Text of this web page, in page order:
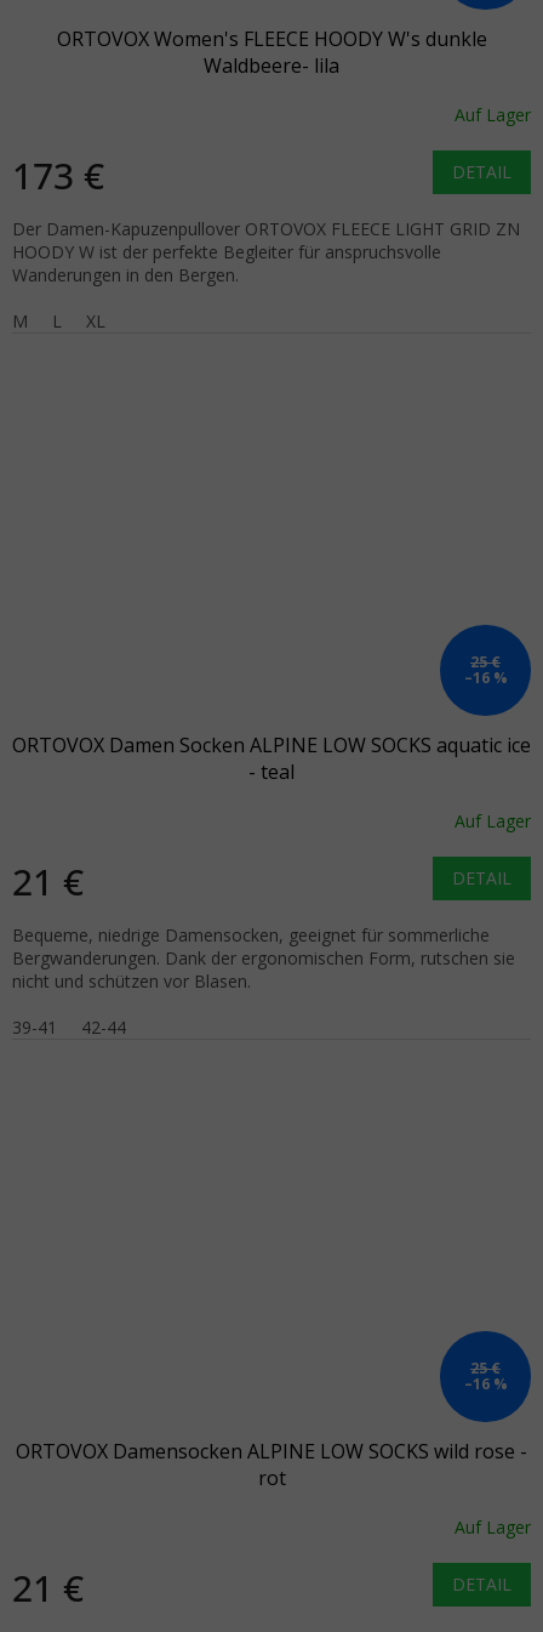
ORTOVOX Women's FLEECE HOODY W's dunkle
Waldbeere- lila
Auf Lager
173 € DETAIL
Der Damen-Kapuzenpullover ORTOVOX FLEECE LIGHT GRID ZN
HOODY W ist der perfekte Begleiter für anspruchsvolle
Wanderungen in den Bergen.
M
L XL
25 €
–16 %
ORTOVOX Damen Socken ALPINE LOW SOCKS aquatic ice
- teal
Auf Lager
21 € DETAIL
Bequeme, niedrige Damensocken, geeignet für sommerliche
Bergwanderungen. Dank der ergonomischen Form, rutschen sie
nicht und schützen vor Blasen.
39-41
42-44
25 €
–16 %
ORTOVOX Damensocken ALPINE LOW SOCKS wild rose -
rot
Auf Lager
21 € DETAIL